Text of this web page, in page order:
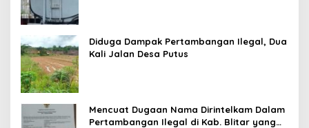
Diduga Dampak Pertambangan Ilegal, Dua
Kali Jalan Desa Putus
Mencuat Dugaan Nama Dirintelkam Dalam
Pertambangan Ilegal di Kab. Blitar yang